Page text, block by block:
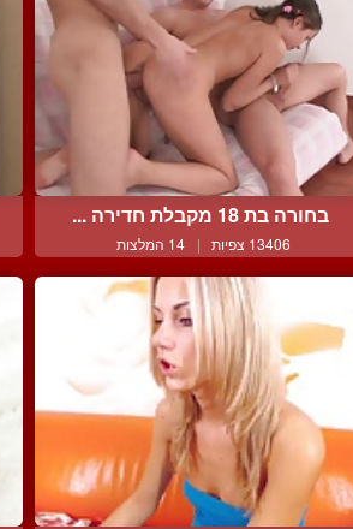
בחורה בת 18 מקבלת חדירה ...
13406 צפיות | 14 המלצות